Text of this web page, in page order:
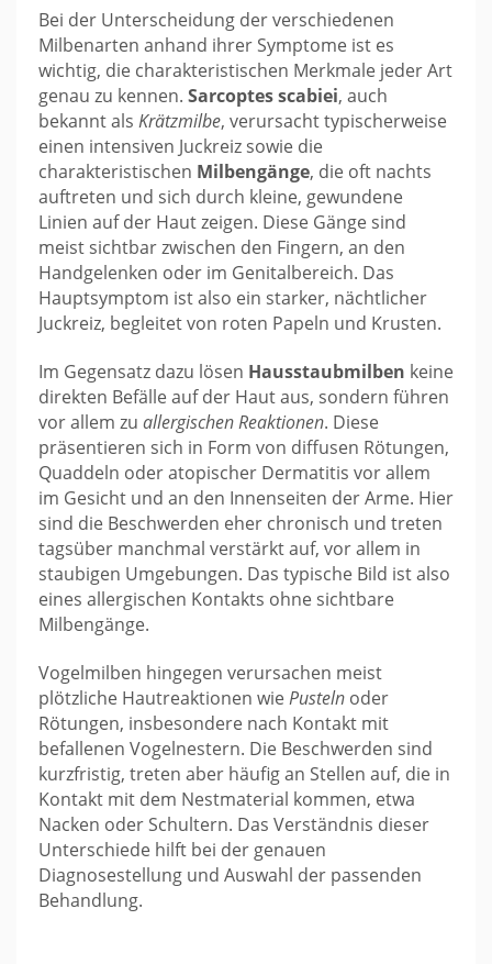
Bei der Unterscheidung der verschiedenen
Milbenarten anhand ihrer Symptome ist es
wichtig, die charakteristischen Merkmale jeder Art
genau zu kennen. Sarcoptes scabiei, auch
bekannt als Krätzmilbe, verursacht typischerweise
einen intensiven Juckreiz sowie die
charakteristischen Milbengänge, die oft nachts
auftreten und sich durch kleine, gewundene
Linien auf der Haut zeigen. Diese Gänge sind
meist sichtbar zwischen den Fingern, an den
Handgelenken oder im Genitalbereich. Das
Hauptsymptom ist also ein starker, nächtlicher
Juckreiz, begleitet von roten Papeln und Krusten.
Im Gegensatz dazu lösen Hausstaubmilben keine
direkten Befälle auf der Haut aus, sondern führen
vor allem zu allergischen Reaktionen. Diese
präsentieren sich in Form von diffusen Rötungen,
Quaddeln oder atopischer Dermatitis vor allem
im Gesicht und an den Innenseiten der Arme. Hier
sind die Beschwerden eher chronisch und treten
tagsüber manchmal verstärkt auf, vor allem in
staubigen Umgebungen. Das typische Bild ist also
eines allergischen Kontakts ohne sichtbare
Milbengänge.
Vogelmilben hingegen verursachen meist
plötzliche Hautreaktionen wiePusteln oder
Rötungen, insbesondere nach Kontakt mit
befallenen Vogelnestern. Die Beschwerden sind
kurzfristig, treten aber häufig an Stellen auf, die in
Kontakt mit dem Nestmaterial kommen, etwa
Nacken oder Schultern. Das Verständnis dieser
Unterschiede hilft bei der genauen
Diagnosestellung und Auswahl der passenden
Behandlung.